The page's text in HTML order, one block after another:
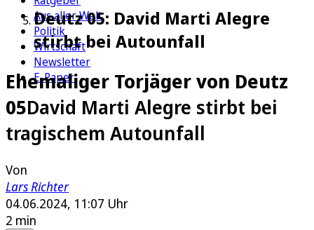
Aus aller Welt
Politik
Wirtschaft
Newsletter
E-Paper
Deutz 05: David Marti Alegre
stirbt bei Autounfall
Ehemaliger Torjäger von Deutz
05David Marti Alegre stirbt bei
tragischem Autounfall
Von
Lars Richter
04.06.2024, 11:07 Uhr
2 min